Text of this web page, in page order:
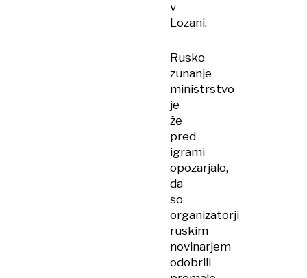
v
Lozani.
Rusko
zunanje
ministrstvo
je
že
pred
igrami
opozarjalo,
da
so
organizatorji
ruskim
novinarjem
odobrili